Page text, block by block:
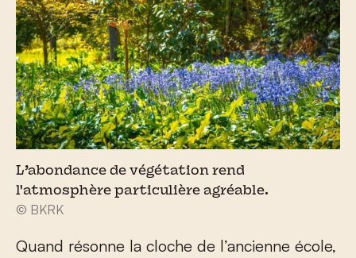
L’abondance de végétation rend
l'atmosphère particulière agréable.
© BKRK
Quand résonne la cloche de l’ancienne école,